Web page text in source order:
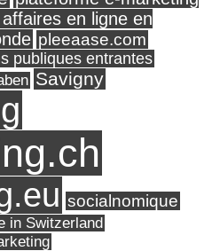
en ligne en
pleeaase.com
publiques entrantes
Savigny
socialnomique
in Switzerland